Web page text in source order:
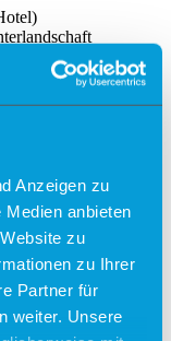
Anzeigen zu
anbieten
zu
zu Ihrer
Partner für
weiter. Unsere
im Hotel
Ausflug zur
Citytax indiv. vor Ort
Erfurt (vianova-